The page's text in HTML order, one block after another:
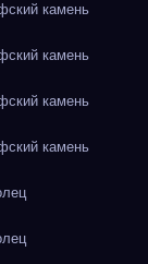
камень
камень
камень
камень